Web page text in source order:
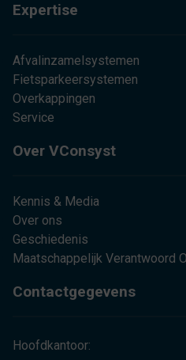
Expertise
Afvalinzamelsystemen
Fietsparkeersystemen
Overkappingen
Service
Over VConsyst
Kennis & Media
Over ons
Geschiedenis
Maatschappelijk Verantwoord
Contactgegevens
Hoofdkantoor: